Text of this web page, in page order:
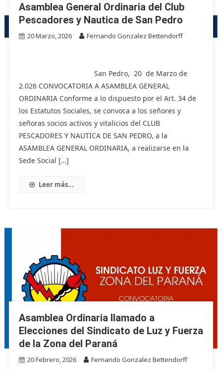
Asamblea General Ordinaria del Club
Pescadores y Nautica de San Pedro
20 Marzo, 2026 Fernando Gonzalez Bettendorff
San Pedro, 20 de Marzo de
2.026 CONVOCATORIA A ASAMBLEA GENERAL
ORDINARIA Conforme a lo dispuesto por el Art. 34 de
los Estatutos Sociales, se convoca a los señores y
señoras socios activos y vitalicios del CLUB
PESCADORES Y NAUTICA DE SAN PEDRO, a la
ASAMBLEA GENERAL ORDINARIA, a realizarse en la
Sede Social […]
Leer más...
Asamblea Ordinaria llamado a
Elecciones del Sindicato de Luz y Fuerza
de la Zona del Paraná
20 Febrero, 2026 Fernando Gonzalez Bettendorff